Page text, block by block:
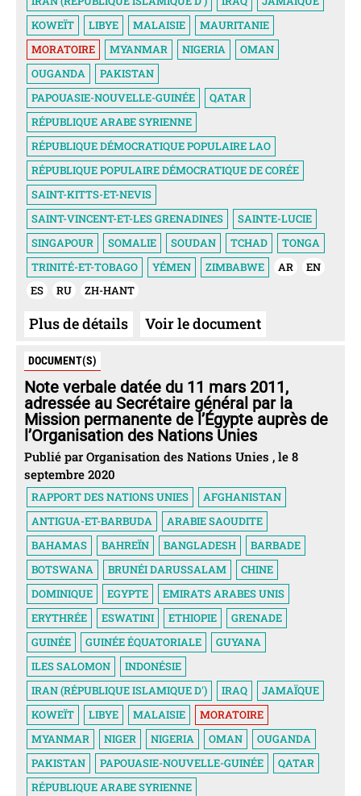
KOWEÏT
LIBYE MALAISIE
MAURITANIE
MORATOIRE
MYANMAR NIGERIA
OMAN
OUGANDA
PAKISTAN
PAPOUASIE-NOUVELLE-GUINÉE
QATAR
RÉPUBLIQUE ARABE SYRIENNE
RÉPUBLIQUE DÉMOCRATIQUE POPULAIRE LAO
RÉPUBLIQUE POPULAIRE DÉMOCRATIQUE DE CORÉE
SAINT-KITTS-ET-NEVIS
SAINT-VINCENT-ET-LES GRENADINES
SAINTE-LUCIE
SINGAPOUR
SOMALIE SOUDAN TCHAD
TONGA
TRINITÉ-ET-TOBAGO
YÉMEN ZIMBABWE AR
EN
ES
RU ZH-HANT
Plus de détails Voir le document
DOCUMENT(S)
Note verbale datée du 11 mars 2011,
adressée au Secrétaire général par la
Mission permanente de l’Égypte auprès de
l’Organisation des Nations Unies
Publié par Organisation des Nations Unies , le 8
septembre 2020
RAPPORT DES NATIONS UNIES
AFGHANISTAN
ANTIGUA-ET-BARBUDA
ARABIE SAOUDITE
BAHAMAS
BAHREÏN BANGLADESH
BARBADE
BOTSWANA
BRUNÉI DARUSSALAM
CHINE
DOMINIQUE
EGYPTE
EMIRATS ARABES UNIS
ERYTHRÉE
ESWATINI ETHIOPIE
GRENADE
GUINÉE
GUINÉE ÉQUATORIALE
GUYANA
ILES SALOMON
INDONÉSIE
IRAN (RÉPUBLIQUE ISLAMIQUE D')
IRAQ
JAMAÏQUE
KOWEÏT
LIBYE MALAISIE
MORATOIRE
MYANMAR
NIGER NIGERIA OMAN
OUGANDA
PAKISTAN
PAPOUASIE-NOUVELLE-GUINÉE
QATAR
RÉPUBLIQUE ARABE SYRIENNE